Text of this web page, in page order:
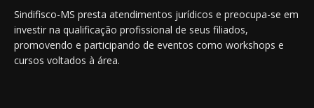
Sindifisco-MS presta atendimentos jurídicos e preocupa-se em
investir na qualificação profissional de seus filiados,
promovendo e participando de eventos como workshops e
cursos voltados à área.